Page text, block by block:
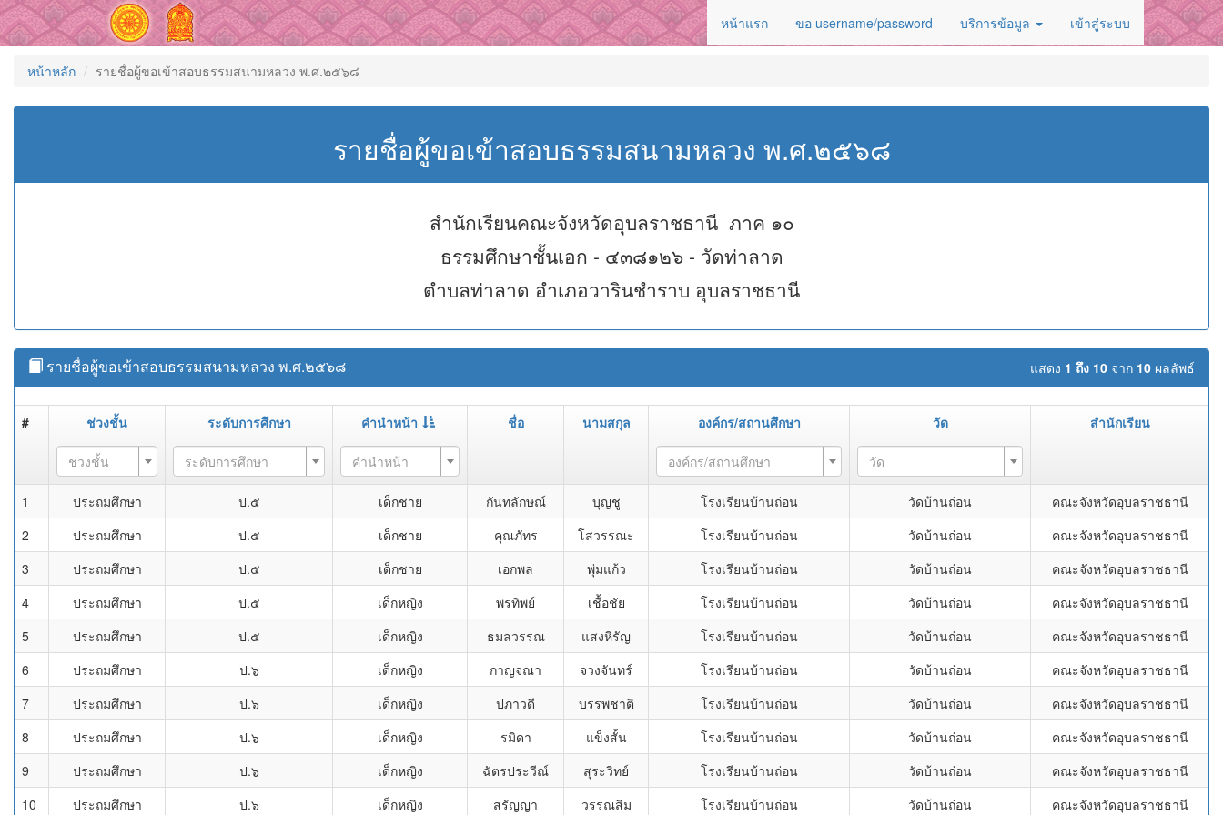
หน้าแรก ขอ username/password บริการข้อมูล เข้าสู่ระบบ
หน้าหลัก รายชื่อผู้ขอเข้าสอบธรรมสนามหลวง พ.ศ.๒๕๖๘
รายชื่อผู้ขอเข้าสอบธรรมสนามหลวง พ.ศ.๒๕๖๘
สำนักเรียนคณะจังหวัดอุบลราชธานี ภาค ๑๐
ธรรมศึกษาชั้นเอก - ๔๓๘๑๒๖ - วัดท่าลาด
ตำบลท่าลาด อำเภอวารินชำราบ อุบลราชธานี
แสดง 1 ถึง 10 จาก 10 ผลลัพธ์
รายชื่อผู้ขอเข้าสอบธรรมสนามหลวง พ.ศ.๒๕๖๘
# ช่วงชั้น ระดับการศึกษา คำนำหน้า ชื่อ นามสกุล องค์กร/สถานศึกษา วัด สำนักเรียน
ช่วงชั้น ระดับการศึกษา คำนำหน้า องค์กร/สถานศึกษา วัด
1 ประถมศึกษา ป.๕ เด็กชาย กันทลักษณ์ บุญชู โรงเรียนบ้านถ่อน วัดบ้านถ่อน
คณะจังหวัดอุบลราชธานี
2
ประถมศึกษา ป.๕ เด็กชาย คุณภัทร โสวรรณะ โรงเรียนบ้านถ่อน วัดบ้านถ่อน
คณะจังหวัดอุบลราชธานี
3
ประถมศึกษา ป.๕ เด็กชาย เอกพล พุ่มแก้ว โรงเรียนบ้านถ่อน วัดบ้านถ่อน
คณะจังหวัดอุบลราชธานี
4
ประถมศึกษา ป.๕ เด็กหญิง พรทิพย์ เชื้อชัย โรงเรียนบ้านถ่อน วัดบ้านถ่อน
คณะจังหวัดอุบลราชธานี
5
ประถมศึกษา ป.๕ เด็กหญิง ธมลวรรณ แสงหิรัญ โรงเรียนบ้านถ่อน วัดบ้านถ่อน
คณะจังหวัดอุบลราชธานี
6
ประถมศึกษา ป.๖ เด็กหญิง กาญจณา จวงจันทร์ โรงเรียนบ้านถ่อน วัดบ้านถ่อน
คณะจังหวัดอุบลราชธานี
7
ประถมศึกษา ป.๖ เด็กหญิง ปภาวดี บรรพชาติ โรงเรียนบ้านถ่อน วัดบ้านถ่อน
คณะจังหวัดอุบลราชธานี
8
ประถมศึกษา ป.๖ เด็กหญิง รมิดา แข็งสั้น โรงเรียนบ้านถ่อน วัดบ้านถ่อน
คณะจังหวัดอุบลราชธานี
9
ประถมศึกษา ป.๖ เด็กหญิง ฉัตรประวีณ์ สุระวิทย์ โรงเรียนบ้านถ่อน วัดบ้านถ่อน
คณะจังหวัดอุบลราชธานี
10
ประถมศึกษา ป.๖ เด็กหญิง สรัญญา วรรณสิม โรงเรียนบ้านถ่อน วัดบ้านถ่อน คณะจังหวัดอุบลราชธานี